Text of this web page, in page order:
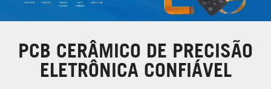
PCB CERÂMICO DE PRECISÃO
ELETRÔNICA CONFIÁVEL